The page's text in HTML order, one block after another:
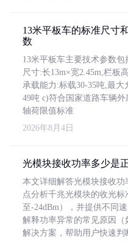
13米平板车的标准尺寸
数
13米平板车主要技术参数包
尺寸:长13m×宽2.45m,栏板
承载能力:标载30-35吨,最大
49吨 c)符合国家道路车辆外
轴荷限值标准
2026年8月4日
光模块接收功率多少是
本文详细解答光模块接收
点分析千兆光模块的收光标
至-24dBm），并提供不同
解释功率异常的常见原因（
解决方案，帮助用户快速判